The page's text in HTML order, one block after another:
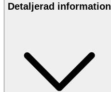
Detaljerad information